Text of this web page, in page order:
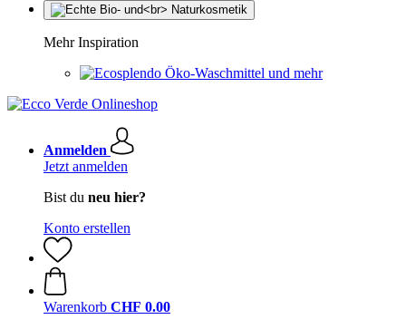
Mehr Inspiration
Öko-Waschmittel und mehr
Anmelden
Jetzt anmelden
Bist du neu hier?
Konto erstellen
Warenkorb CHF 0.00